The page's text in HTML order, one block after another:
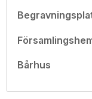
Bårhus